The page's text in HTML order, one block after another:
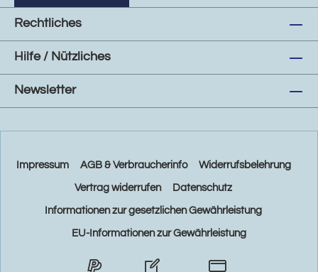
Rechtliches
Hilfe / Nützliches
Newsletter
Impressum AGB & Verbraucherinfo Widerrufsbelehrung
Vertrag widerrufen Datenschutz
Informationen zur gesetzlichen Gewährleistung
EU-Informationen zur Gewährleistung